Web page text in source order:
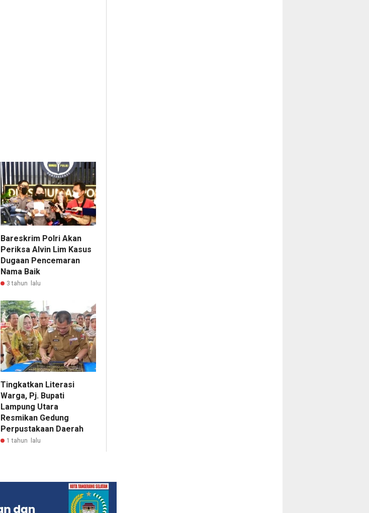
Bareskrim Polri Akan
Periksa Alvin Lim Kasus
Dugaan Pencemaran
Nama Baik
3 tahun lalu
Tingkatkan Literasi
Warga, Pj. Bupati
Lampung Utara
Resmikan Gedung
Perpustakaan Daerah
1 tahun lalu